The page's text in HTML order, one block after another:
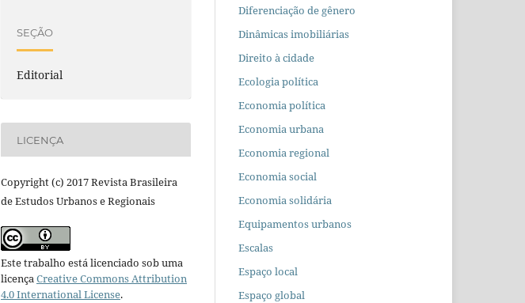
SEÇÃO
Editorial
LICENÇA
Copyright (c) 2017 Revista Brasileira
de Estudos Urbanos e Regionais
Este trabalho está licenciado sob uma
licençaCreative Commons Attribution
4.0 International License.
Diferenciação de gênero
Dinâmicas imobiliárias
Direito à cidade
Ecologia política
Economia política
Economia urbana
Economia regional
Economia social
Economia solidária
Equipamentos urbanos
Escalas
Espaço local
Espaço global